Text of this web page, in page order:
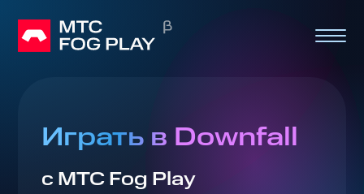
Играть в Downfall
с МТС Fog Play